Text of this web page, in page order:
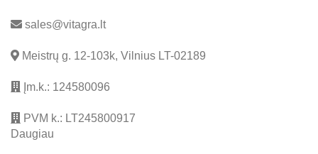
sales@vitagra.lt
Meistrų g. 12-103k, Vilnius LT-02189
Įm.k.: 124580096
PVM k.: LT245800917
Daugiau